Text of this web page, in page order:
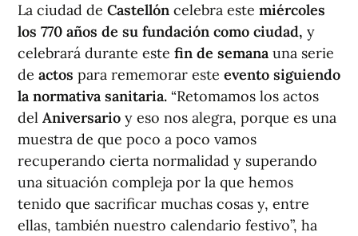
La ciudad de Castellón celebra este miércoles
los 770 años de su fundación como ciudad, y
celebrará durante este fin de semana una serie
de actos para rememorar este evento siguiendo
la normativa sanitaria. “Retomamos los actos
del Aniversario y eso nos alegra, porque es una
muestra de que poco a poco vamos
recuperando cierta normalidad y superando
una situación compleja por la que hemos
tenido que sacrificar muchas cosas y, entre
ellas, también nuestro calendario festivo”, ha